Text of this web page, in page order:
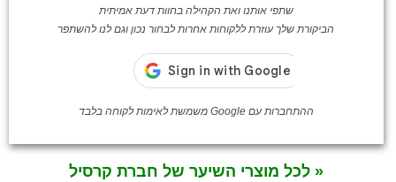
שתפי אותנו ואת הקהילה בחוות דעת אמיתית
הביקורת שלך עוזרת ללקוחות אחרות לבחור נכון וגם לנו להשתפר
ההתחברות עם Google משמשת לאימות לקוחה בלבד
« לכל מוצרי השיער של חברת קרסיל